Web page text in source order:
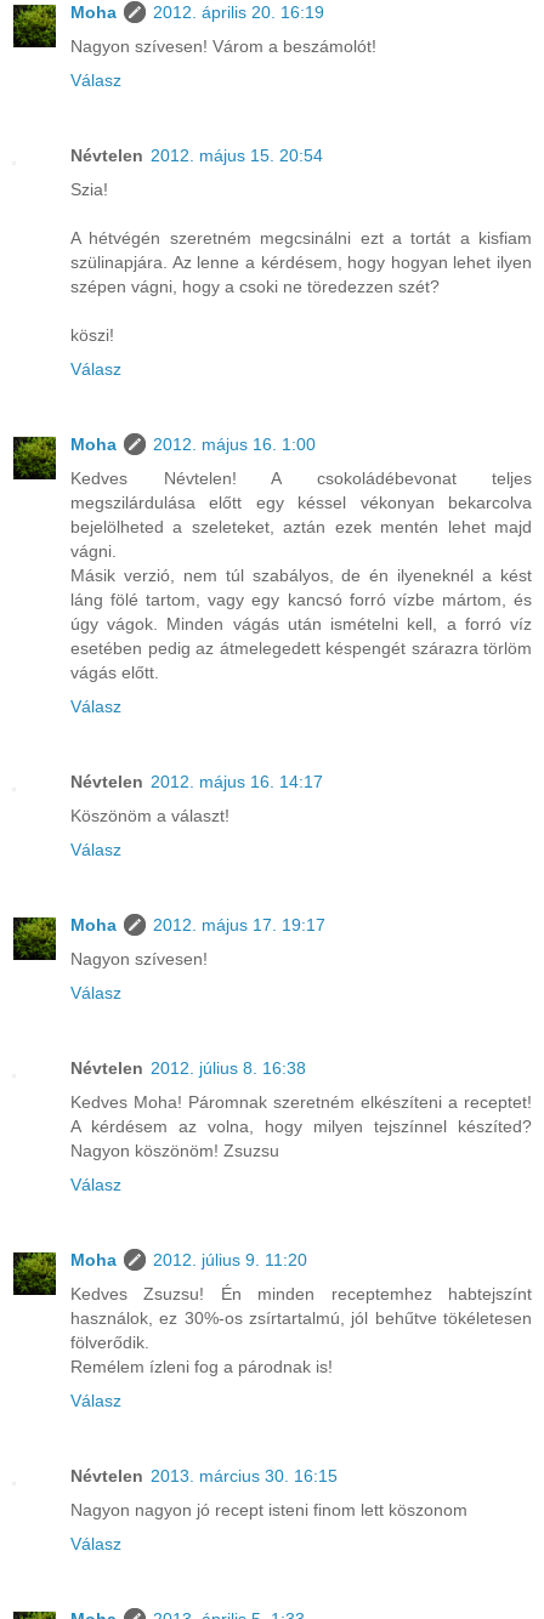
Moha
2012. április 20. 16:19
Nagyon szívesen! Várom a beszámolót!
Válasz
Névtelen 2012. május 15. 20:54
Szia!
A hétvégén szeretném megcsinálni ezt a tortát a kisfiam
szülinapjára. Az lenne a kérdésem, hogy hogyan lehet ilyen
szépen vágni, hogy a csoki ne töredezzen szét?
köszi!
Válasz
Moha
2012. május 16. 1:00
Kedves Névtelen! A csokoládébevonat teljes
megszilárdulása előtt egy késsel vékonyan bekarcolva
bejelölheted a szeleteket, aztán ezek mentén lehet majd
vágni.
Másik verzió, nem túl szabályos, de én ilyeneknél a kést
láng fölé tartom, vagy egy kancsó forró vízbe mártom, és
úgy vágok. Minden vágás után ismételni kell, a forró víz
esetében pedig az átmelegedett késpengét szárazra törlöm
vágás előtt.
Válasz
Névtelen 2012. május 16. 14:17
Köszönöm a választ!
Válasz
Moha
2012. május 17. 19:17
Nagyon szívesen!
Válasz
Névtelen 2012. július 8. 16:38
Kedves Moha! Páromnak szeretném elkészíteni a receptet!
A kérdésem az volna, hogy milyen tejszínnel készíted?
Nagyon köszönöm! Zsuzsu
Válasz
Moha
2012. július 9. 11:20
Kedves Zsuzsu! Én minden receptemhez habtejszínt
használok, ez 30%-os zsírtartalmú, jól behűtve tökéletesen
fölverődik.
Remélem ízleni fog a párodnak is!
Válasz
Névtelen 2013. március 30. 16:15
Nagyon nagyon jó recept isteni finom lett köszonom
Válasz